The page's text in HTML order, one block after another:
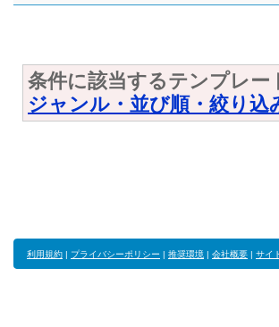
条件に該当するテンプレ
ジャンル・並び順・絞り込
利用規約 | プライバシーポリシー | 推奨環境 | 会社概要 | サイ